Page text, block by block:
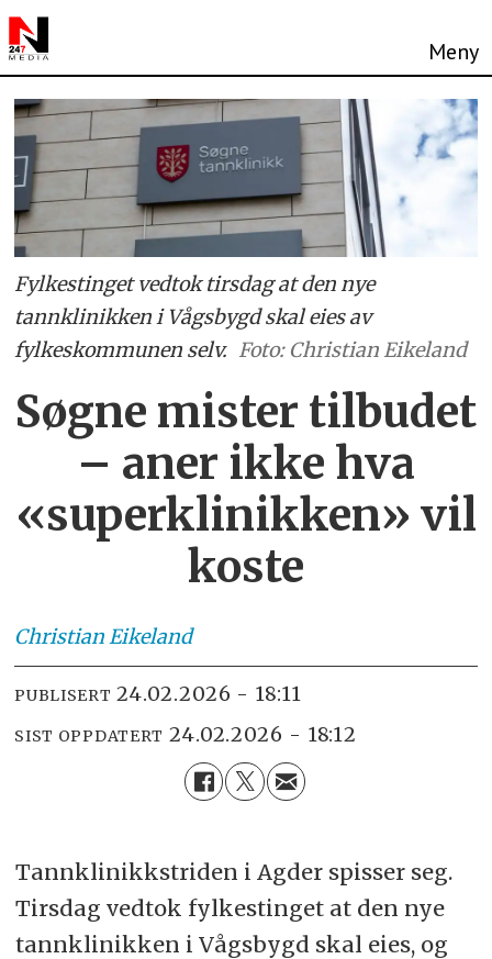
Fylkestinget vedtok tirsdag at den nye
tannklinikken i Vågsbygd skal eies av
fylkeskommunen selv. Foto: Christian Eikeland
Søgne mister tilbudet
– aner ikke hva
«superklinikken» vil
koste
ChristianEikeland
PUBLISERT 24.02.2026 - 18:11
SIST OPPDATERT 24.02.2026 - 18:12
Tannklinikkstriden i Agder spisser seg.
Tirsdag vedtok fylkestinget at den nye
tannklinikken i Vågsbygd skal eies, og